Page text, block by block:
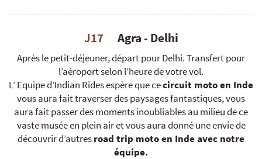
J17 Agra - Delhi
Après le petit-déjeuner, départ pour Delhi. Transfert pour
l’aéroport selon l’heure de votre vol.
L’ Equipe d’Indian Rides espère que cecircuit moto en Inde
vous aura fait traverser des paysages fantastiques, vous
aura fait passer des moments inoubliables au milieu de ce
vaste musée en plein air et vous aura donné une envie de
découvrir d’autresroad trip moto en Inde avec notre
équipe.